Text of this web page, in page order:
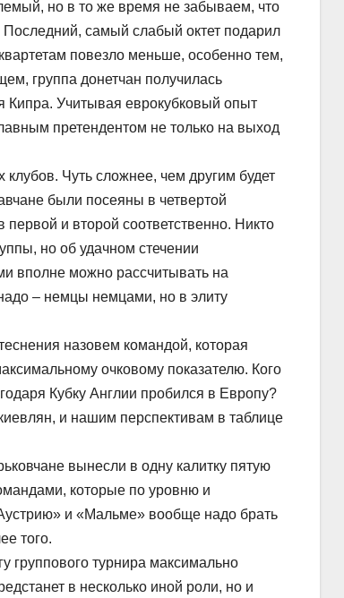
но в то же время не забываем, что
самый слабый октет подарил
повезло меньше, особенно тем,
группа донетчан получилась
Кипра. Учитывая еврокубковый опыт
претендентом не только на выход
Чуть сложнее, чем другим будет
были посеяны в четвертой
и второй соответственно. Никто
но об удачном стечении
вполне можно рассчитывать на
– немцы немцами, но в элиту
назовем командой, которая
очковому показателю. Кого
Кубку Англии пробился в Европу?
и нашим перспективам в таблице
вынесли в одну калитку пятую
которые по уровню и
и «Мальме» вообще надо брать
того.
группового турнира максимально
в несколько иной роли, но и